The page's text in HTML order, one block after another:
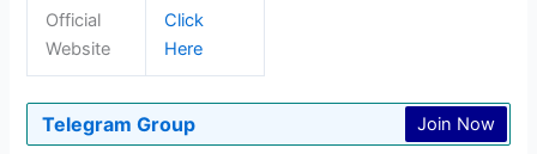
Official
Website
Click
Here
Telegram Group Join Now